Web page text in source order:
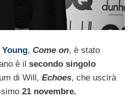
, Come on, è stato
è il secondo singolo
di Will, Echoes, che uscirà
21 novembre.